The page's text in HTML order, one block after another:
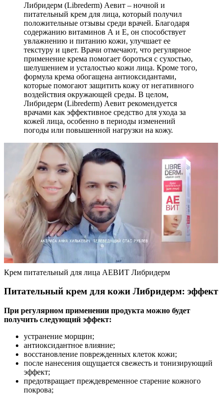
Либридерм (Librederm) Аевит – ночной и
питательный крем для лица, который получил
положительные отзывы среди врачей. Благодаря
содержанию витаминов А и Е, он способствует
увлажнению и питанию кожи, улучшает ее
текстуру и цвет. Врачи отмечают, что регулярное
применение крема помогает бороться с сухостью,
шелушением и усталостью кожи лица. Кроме того,
формула крема обогащена антиоксидантами,
которые помогают защитить кожу от негативного
воздействия окружающей среды. В целом,
Либридерм (Librederm) Аевит рекомендуется
врачами как эффективное средство для ухода за
кожей лица, особенно в периоды изменений
погоды или повышенной нагрузки на кожу.
Крем питательный для лица АЕВИТ Либридерм
Питательный крем для кожи Либридерм: эффект
При регулярном применении продукта можно будет
получить следующий эффект:
устранение морщин;
антиоксидантное влияние;
восстановление поврежденных клеток кожи;
после нанесения ощущается свежесть и тонизирующий
эффект;
предотвращает преждевременное старение кожного
покрова;